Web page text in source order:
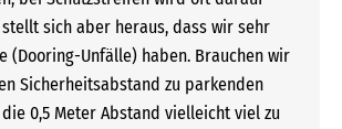
sich aber heraus, dass wir sehr
(Dooring-Unfälle) haben. Brauchen wir
Sicherheitsabstand zu parkenden
0,5 Meter Abstand vielleicht viel zu